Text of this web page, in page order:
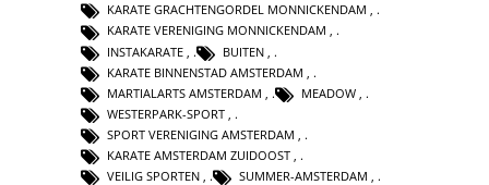
KARATE GRACHTENGORDEL MONNICKENDAM ,
KARATE VERENIGING MONNICKENDAM ,
INSTAKARATE
BUITEN
KARATE BINNENSTAD AMSTERDAM
MARTIALARTS AMSTERDAM
MEADOW
WESTERPARK-SPORT
SPORT VERENIGING AMSTERDAM
KARATE AMSTERDAM ZUIDOOST
VEILIG SPORTEN
SUMMER-AMSTERDAM